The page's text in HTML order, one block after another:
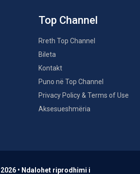
Top Channel
Rreth Top Channel
Bileta
Kontakt
Puno në Top Channel
Privacy Policy & Terms of Use
Aksesueshmëria
• Ndalohet riprodhimi i